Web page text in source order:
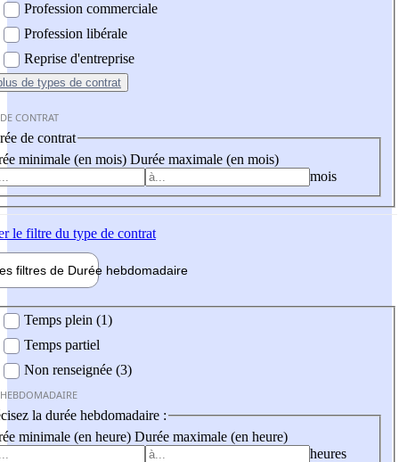
Profession commerciale
Profession libérale
Reprise d'entreprise
de types de contrat
CONTRAT
de contrat
minimale (en mois) Durée maximale (en mois)
mois
le filtre du type de contrat
filtres de Durée hebdomadaire
Temps plein (1)
Temps partiel
Non renseignée (3)
la durée hebdomadaire :
minimale (en heure) Durée maximale (en heure)
heures